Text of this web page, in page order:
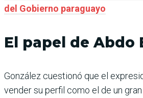
del Gobierno paraguayo
El papel de Abdo
González cuestionó que el
vender su perfil como el de un